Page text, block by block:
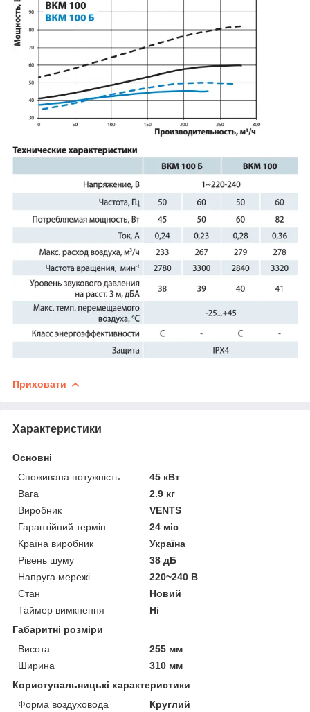
Приховати
Характеристики
Основні
Споживана потужність
45 кВт
Вага
2.9 кг
Виробник
VENTS
Гарантійний термін
24 міс
Країна виробник
Україна
Рівень шуму
38 дБ
Напруга мережі
220~240 В
Стан
Новий
Таймер вимкнення
Ні
Габаритні розміри
Висота
255 мм
Ширина
310 мм
Користувальницькі характеристики
Форма воздуховода
Круглий